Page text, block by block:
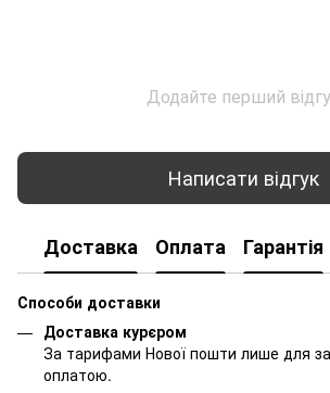
Додайте перший
Написати відгук
Доставка Оплата Гарантія
Способи доставки
Доставка курєром
За тарифами Нової пошти лише для
оплатою.